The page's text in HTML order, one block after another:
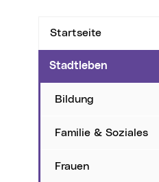
Startseite
Stadtleben
Bildung
Familie & Soziales
Frauen